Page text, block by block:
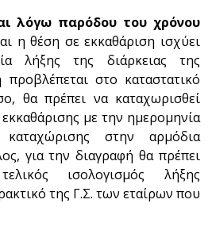
λόγω παρόδου του χρόνου
η θέση σε εκκαθάριση ισχύει
λήξης της διάρκειας της
στο καταστατικό
θα πρέπει να καταχωρισθεί
με την ημερομηνία
στην αρμόδια
για την διαγραφή θα πρέπει
ισολογισμός λήξης
της Γ.Σ. των εταίρων που